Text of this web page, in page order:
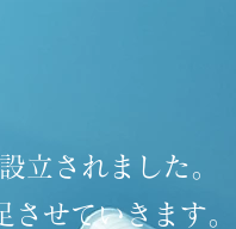
立されました。
せていきます。